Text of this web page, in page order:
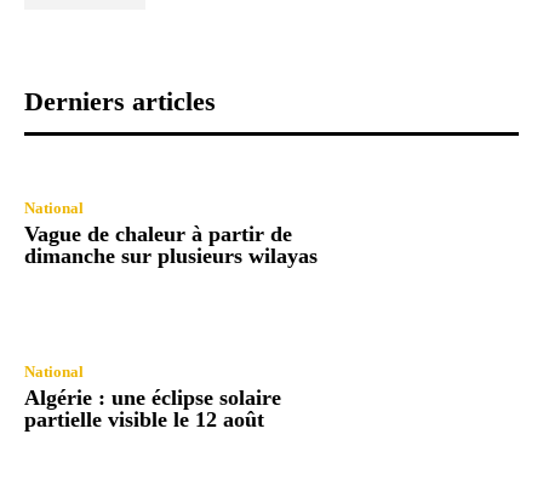
Derniers articles
National
Vague de chaleur à partir de
dimanche sur plusieurs wilayas
National
Algérie : une éclipse solaire
partielle visible le 12 août